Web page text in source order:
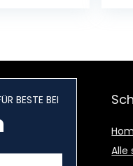
BESTE BEI
Alle